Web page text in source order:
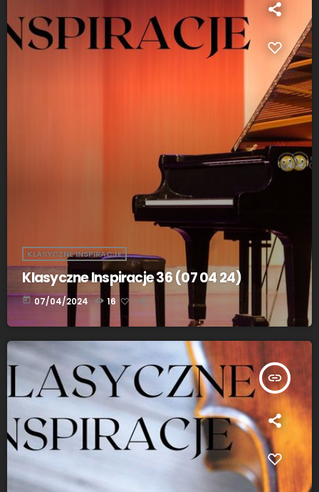
KLASYCZNE INSPIRACJE
Klasyczne Inspiracje 36 (07 04 24)
today 07/04/2024 16
insert_link